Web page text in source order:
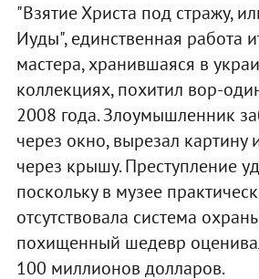
"Взятие Христа под стражу,
Иуды", единственная работа
мастера, хранившаяся в
коллекциях, похитил вор-
2008 года. Злоумышленник
через окно, вырезал
через крышу. Преступление
поскольку в музее
отсутствовала система
похищенный шедевр
100 миллионов долларов.